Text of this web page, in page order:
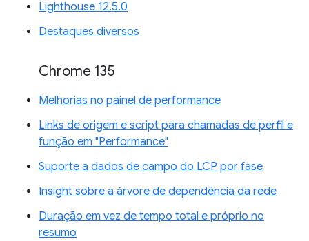
Lighthouse 12.5.0
Destaques diversos
Chrome 135
Melhorias no painel de performance
Links de origem e script para chamadas de perfil e
função em "Performance"
Suporte a dados de campo do LCP por fase
Insight sobre a árvore de dependência da rede
Duração em vez de tempo total e próprio no
resumo